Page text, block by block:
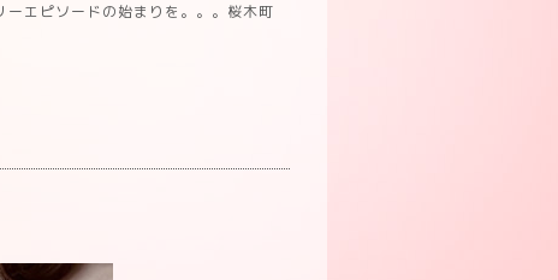
エピソードの始まりを。。。桜木町